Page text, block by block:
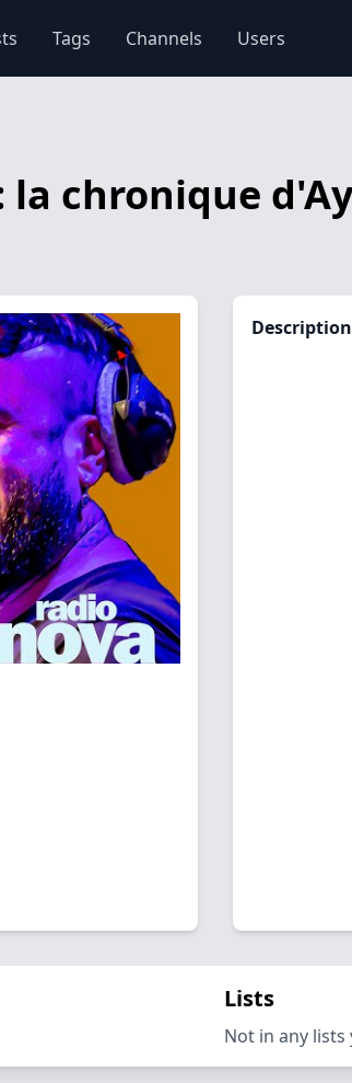
Tags Channels Users
chronique
Description
Lists
Not in any lists